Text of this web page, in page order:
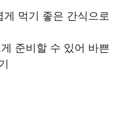
먹기 좋은 간식으로
준비할 수 있어 바쁜